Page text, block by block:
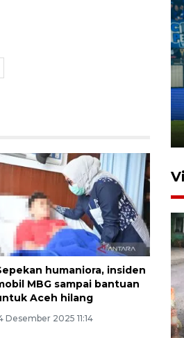
humaniora, insiden
MBG sampai bantuan
Aceh hilang
Desember 2025 11:14
latihan bela negara
begal
aparat